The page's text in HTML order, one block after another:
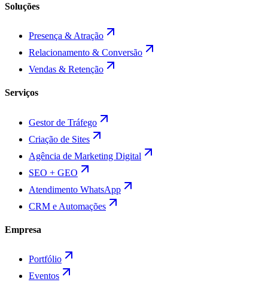
Soluções
Presença & Atração
Relacionamento & Conversão
Vendas & Retenção
Serviços
Gestor de Tráfego
Criação de Sites
Agência de Marketing Digital
SEO + GEO
Atendimento WhatsApp
CRM e Automações
Empresa
Portfólio
Eventos